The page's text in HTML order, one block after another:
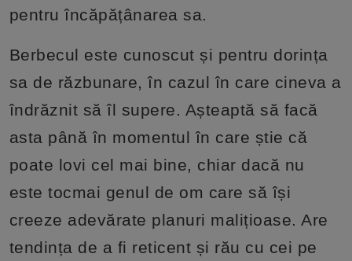
pentru încăpățânarea sa.
Berbecul este cunoscut și pentru dorința
sa de răzbunare, în cazul în care cineva a
îndrăznit să îl supere. Așteaptă să facă
asta până în momentul în care știe că
poate lovi cel mai bine, chiar dacă nu
este tocmai genul de om care să își
creeze adevărate planuri malițioase. Are
tendința de a fi reticent și rău cu cei pe